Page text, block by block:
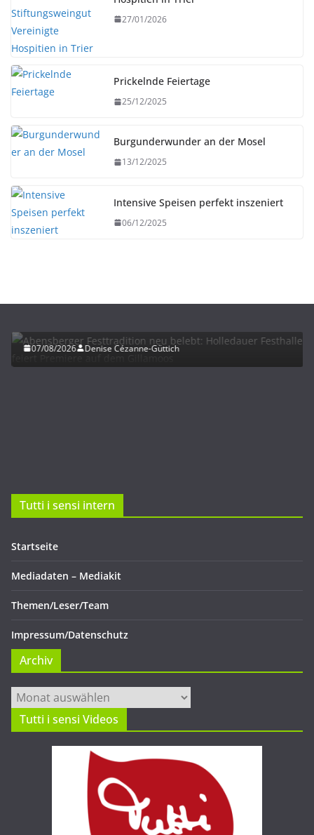
27/01/2026
Prickelnde Feiertage
25/12/2025
Burgunderwunder an der Mosel
13/12/2025
Intensive Speisen perfekt inszeniert
06/12/2025
07/08/2026 Denise Cézanne-Güttich
Tutti i sensi intern
Startseite
Mediadaten – Mediakit
Themen/Leser/Team
Impressum/Datenschutz
Archiv
Archiv
Tutti i sensi Videos